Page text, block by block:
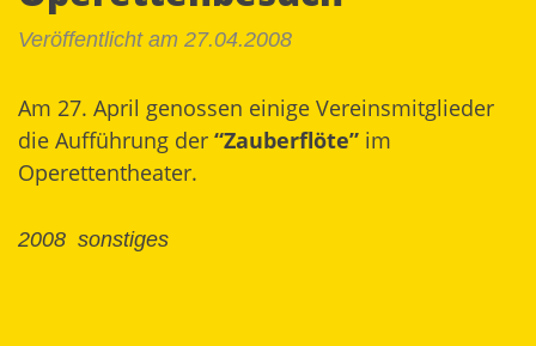
Veröffentlicht am 27.04.2008
Am 27. April genossen einige Vereinsmitglieder
die Aufführung der “Zauberflöte” im
Operettentheater.
2008 sonstiges